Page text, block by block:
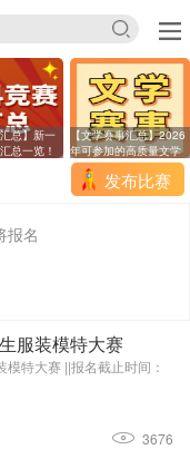
总】新一
总一览！
【文学赛事汇总】2026
年可参加的高质量文学
发布比赛
报名
服装模特大赛
特大赛 ||报名截止时间：
3676